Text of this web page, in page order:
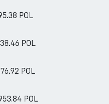
POL
POL
POL
POL